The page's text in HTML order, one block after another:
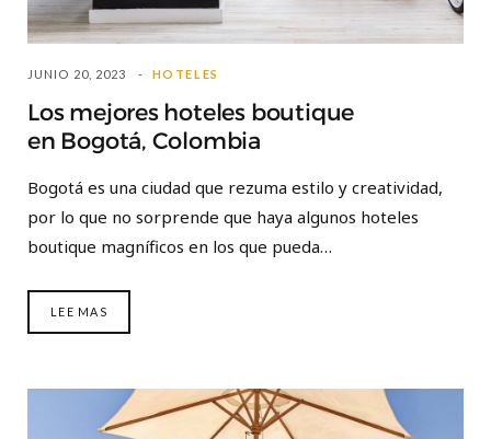
JUNIO 20, 2023 HOTELES
Los mejores hoteles boutique
en Bogotá, Colombia
Bogotá es una ciudad que rezuma estilo y creatividad,
por lo que no sorprende que haya algunos hoteles
boutique magníficos en los que pueda…
LEE MAS